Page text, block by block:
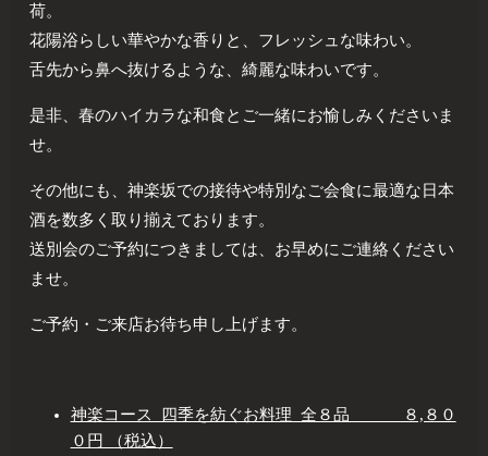
荷。
花陽浴らしい華やかな香りと、フレッシュな味わい。
舌先から鼻へ抜けるような、綺麗な味わいです。
是非、春のハイカラな和食とご一緒にお愉しみくださいま
せ。
その他にも、神楽坂での接待や特別なご会食に最適な日本
酒を数多く取り揃えております。
送別会のご予約につきましては、お早めにご連絡ください
ませ。
ご予約・ご来店お待ち申し上げます。
神楽コース 四季を紡ぐお料理 全８品 ８,８０
０円 （税込）